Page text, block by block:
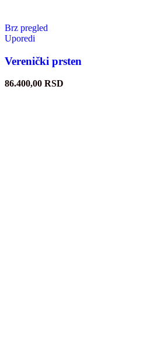
Brz pregled
Uporedi
Verenički prsten
86.400,00 RSD